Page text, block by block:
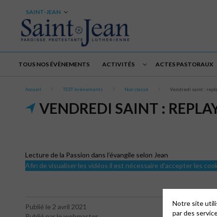
SAINT-JEAN
TOUS NOS ÉVÈNEMENTS ACTIVITÉS ACTES PASTORAUX
Accueil TEST évènements Non classé Vendredi saint :
VENDREDI SAINT :
Lecture de la Passion dans l’évangile selon Jean
Afin de visualiser les vidéos il est nécessaire d'accepter les
Publié le 2 avril 2021
Notre site
par des